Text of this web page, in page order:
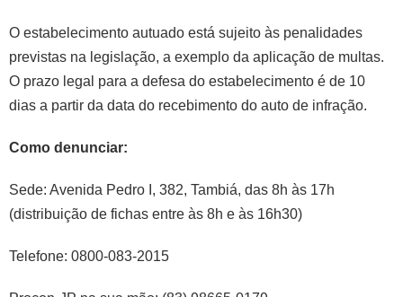
O estabelecimento autuado está sujeito às penalidades
previstas na legislação, a exemplo da aplicação de multas.
O prazo legal para a defesa do estabelecimento é de 10
dias a partir da data do recebimento do auto de infração.
Como denunciar:
Sede: Avenida Pedro I, 382, Tambiá, das 8h às 17h
(distribuição de fichas entre às 8h e às 16h30)
Telefone: 0800-083-2015